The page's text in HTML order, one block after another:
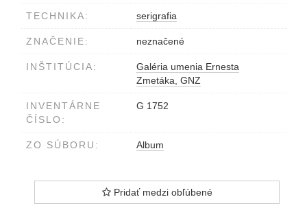
TECHNIKA: serigrafia
ZNAČENIE: neznačené
INŠTITÚCIA:
Galéria umenia Ernesta
Zmetáka, GNZ
INVENTÁRNE
ČÍSLO:
G 1752
ZO SÚBORU: Album
Pridať medzi obľúbené